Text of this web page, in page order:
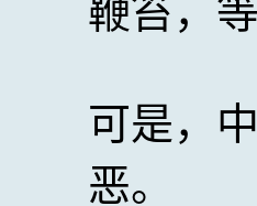
鞭笞，
可是，
恶。